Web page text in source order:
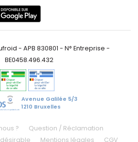
- APB 830801 - N° Entreprise -
BE0458.496.432
Avenue Galilée 5/3
1210 Bruxelles
?
Question / Réclamation
Mentions légales CGV